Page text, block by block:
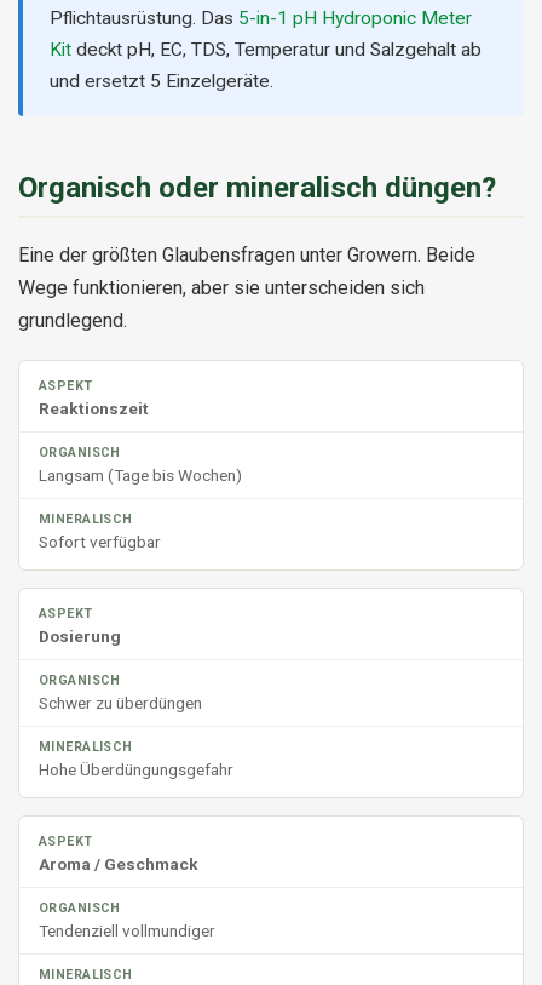
Pflichtausrüstung. Das 5-in-1 pH Hydroponic Meter
Kit deckt pH, EC, TDS, Temperatur und Salzgehalt ab
und ersetzt 5 Einzelgeräte.
Organisch oder mineralisch düngen?
Eine der größten Glaubensfragen unter Growern. Beide
Wege funktionieren, aber sie unterscheiden sich
grundlegend.
Reaktionszeit
Langsam (Tage bis Wochen)
Sofort verfügbar
Dosierung
Schwer zu überdüngen
Hohe Überdüngungsgefahr
Aroma / Geschmack
Tendenziell vollmundiger